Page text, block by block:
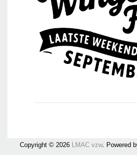
Copyright © 2026 LMAC vzw. Powered